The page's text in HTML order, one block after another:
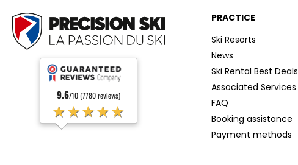
9.6/10 (7780 reviews)
★★★★★
PRACTICE
Ski Resorts
News
Ski Rental Best Deals
Associated Services
FAQ
Booking assistance
Payment methods